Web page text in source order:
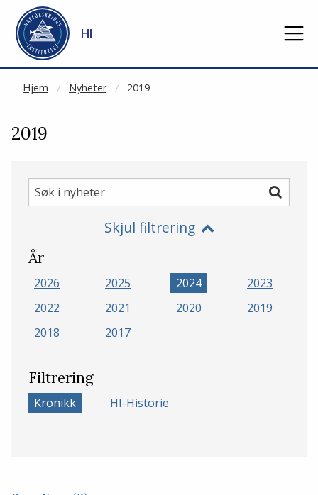
Gå til hovedinnhold
HI
Hjem Nyheter 2019
NOT CACHED
2019
Søk
i
Søk
Skjul filtrering
År
2026 2025 2024
2023
2022
2021 2020
2019
2018
2017
Filtrering
Kronikk HI-Historie